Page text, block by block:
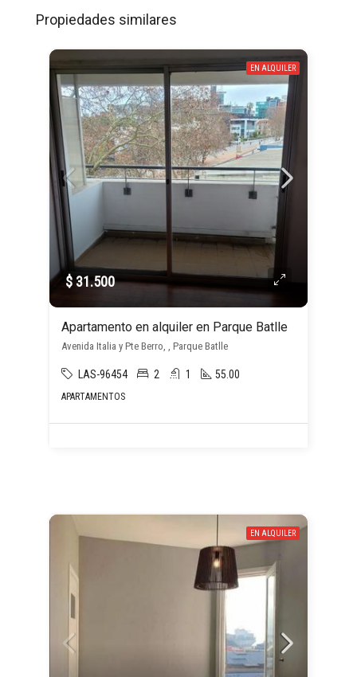
Propiedades similares
EN ALQUILER
$ 31.500
Apartamento en alquiler en Parque Batlle
Avenida Italia y Pte Berro, , Parque Batlle
LAS-96454 2 1 55.00
APARTAMENTOS
EN ALQUILER